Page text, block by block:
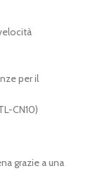
per il
CN10)
grazie a una